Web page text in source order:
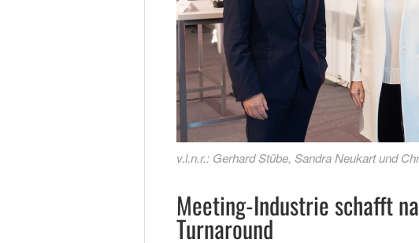
v.l.n.r.: Gerhard Stübe, Sandra Neukart und
Meeting-Industrie schafft
Turnaround